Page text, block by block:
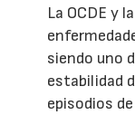
La OCDE y
siendo uno
estabilidad
episodios